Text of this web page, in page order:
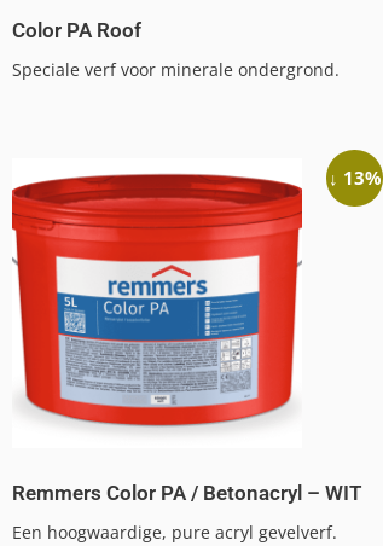
Color PA Roof
Speciale verf voor minerale ondergrond.
↓ 13%
Remmers Color PA / Betonacryl – WIT
Een hoogwaardige, pure acryl gevelverf.